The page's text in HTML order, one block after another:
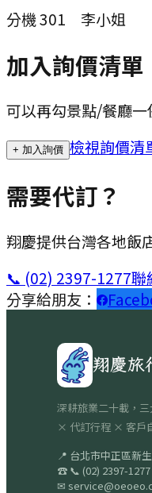
分機301 李小姐
加入詢價清單
可以再勾景點/餐廳
+ 加入詢價 檢視詢價
需要代訂？
翔慶提供台灣各地飯
📞 (02) 2397-1277聯
分享給朋友：
翔慶旅
深耕旅業二十載，
× 代訂行程 × 客戶
📍 台北市中正區新
☎ 📞 (02) 2397-1277
✉